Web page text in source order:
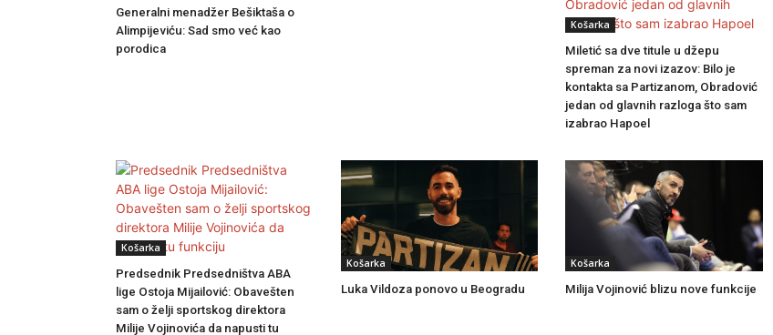
Generalni menadžer Bešiktaša o
Alimpijeviću: Sad smo već kao
porodica
Košarka
Miletić sa dve titule u džepu
spreman za novi izazov: Bilo je
kontakta sa Partizanom, Obradović
jedan od glavnih razloga što sam
izabrao Hapoel
Košarka
Predsednik Predsedništva ABA
lige Ostoja Mijailović: Obavešten
sam o želji sportskog direktora
Milije Vojinovića da napusti tu
Košarka
Luka Vildoza ponovo u Beogradu
Košarka
Milija Vojinović blizu nove funkcije